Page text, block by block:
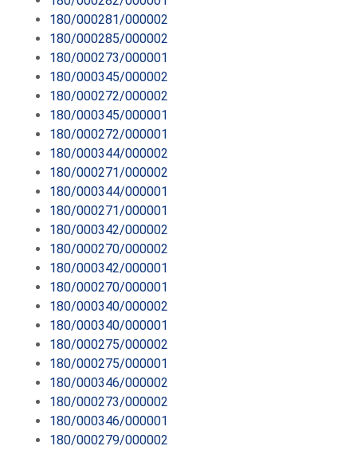
180/000281/000002
180/000285/000002
180/000273/000001
180/000345/000002
180/000272/000002
180/000345/000001
180/000272/000001
180/000344/000002
180/000271/000002
180/000344/000001
180/000271/000001
180/000342/000002
180/000270/000002
180/000342/000001
180/000270/000001
180/000340/000002
180/000340/000001
180/000275/000002
180/000275/000001
180/000346/000002
180/000273/000002
180/000346/000001
180/000279/000002